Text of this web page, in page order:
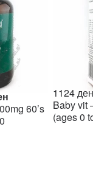
Current
price60’s
1124
Baby vit
(ages 0